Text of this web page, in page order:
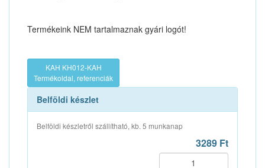
Termékeink NEM tartalmaznak gyári logót!
KAH KH012-KAH
Termékoldal, referenciák
Belföldi készlet
Belföldi készletről szállítható, kb. 5 munkanap
3289 Ft